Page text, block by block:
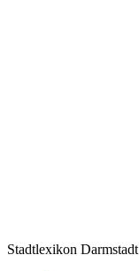
Stadtlexikon Darmstadt